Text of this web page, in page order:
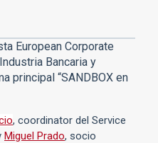
European Corporate
Bancaria y
principal “SANDBOX en
, coordinator del Service
Miguel Prado, socio